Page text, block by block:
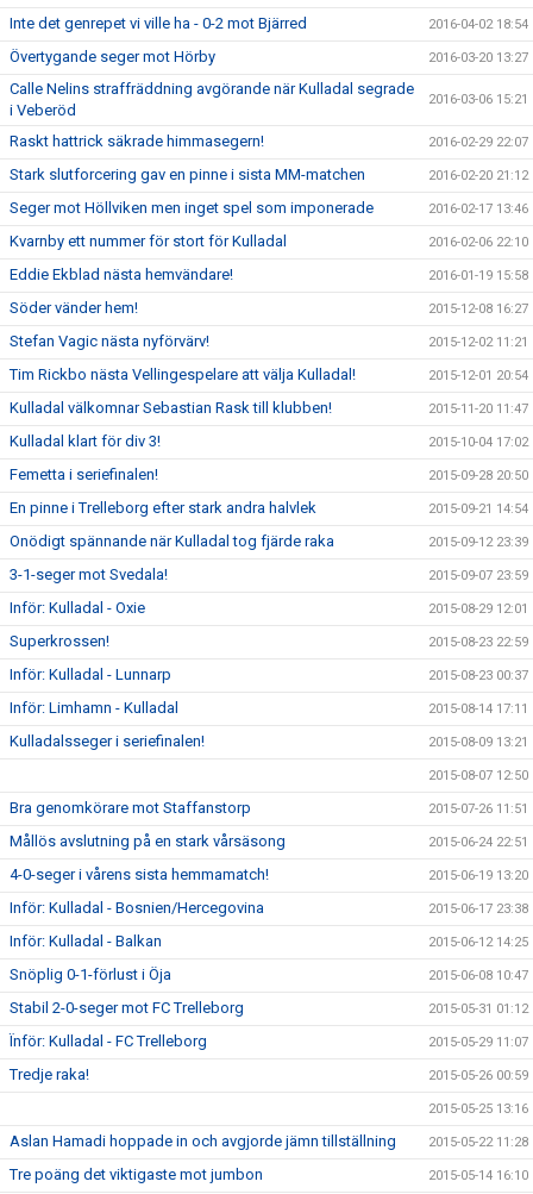
Inte det genrepet vi ville ha - 0-2 mot Bjärred 2016-04-02 18:54
Övertygande seger mot Hörby 2016-03-20 13:27
Calle Nelins straffräddning avgörande när Kulladal segrade
i Veberöd
2016-03-06 15:21
Raskt hattrick säkrade himmasegern! 2016-02-29 22:07
Stark slutforcering gav en pinne i sista MM-matchen 2016-02-20 21:12
Seger mot Höllviken men inget spel som imponerade 2016-02-17 13:46
Kvarnby ett nummer för stort för Kulladal 2016-02-06 22:10
Eddie Ekblad nästa hemvändare! 2016-01-19 15:58
Söder vänder hem! 2015-12-08 16:27
Stefan Vagic nästa nyförvärv! 2015-12-02 11:21
Tim Rickbo nästa Vellingespelare att välja Kulladal! 2015-12-01 20:54
Kulladal välkomnar Sebastian Rask till klubben! 2015-11-20 11:47
Kulladal klart för div 3! 2015-10-04 17:02
Femetta i seriefinalen! 2015-09-28 20:50
En pinne i Trelleborg efter stark andra halvlek 2015-09-21 14:54
Onödigt spännande när Kulladal tog fjärde raka 2015-09-12 23:39
3-1-seger mot Svedala! 2015-09-07 23:59
Inför: Kulladal - Oxie 2015-08-29 12:01
Superkrossen! 2015-08-23 22:59
Inför: Kulladal - Lunnarp 2015-08-23 00:37
Inför: Limhamn - Kulladal 2015-08-14 17:11
Kulladalsseger i seriefinalen! 2015-08-09 13:21
2015-08-07 12:50
Bra genomkörare mot Staffanstorp 2015-07-26 11:51
Mållös avslutning på en stark vårsäsong 2015-06-24 22:51
4-0-seger i vårens sista hemmamatch! 2015-06-19 13:20
Inför: Kulladal - Bosnien/Hercegovina 2015-06-17 23:38
Inför: Kulladal - Balkan 2015-06-12 14:25
Snöplig 0-1-förlust i Öja 2015-06-08 10:47
Stabil 2-0-seger mot FC Trelleborg 2015-05-31 01:12
Ïnför: Kulladal - FC Trelleborg 2015-05-29 11:07
Tredje raka! 2015-05-26 00:59
2015-05-25 13:16
Aslan Hamadi hoppade in och avgjorde jämn tillställning 2015-05-22 11:28
Tre poäng det viktigaste mot jumbon 2015-05-14 16:10